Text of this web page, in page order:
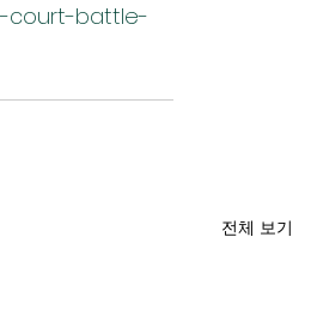
court-battle-
전체 보기